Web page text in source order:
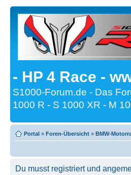
- HP 4 Race -
S1000-Forum.de - Das
1000 R - S 1000 XR - M
Portal » Foren-Übersicht » BMW-
Du musst registriert und